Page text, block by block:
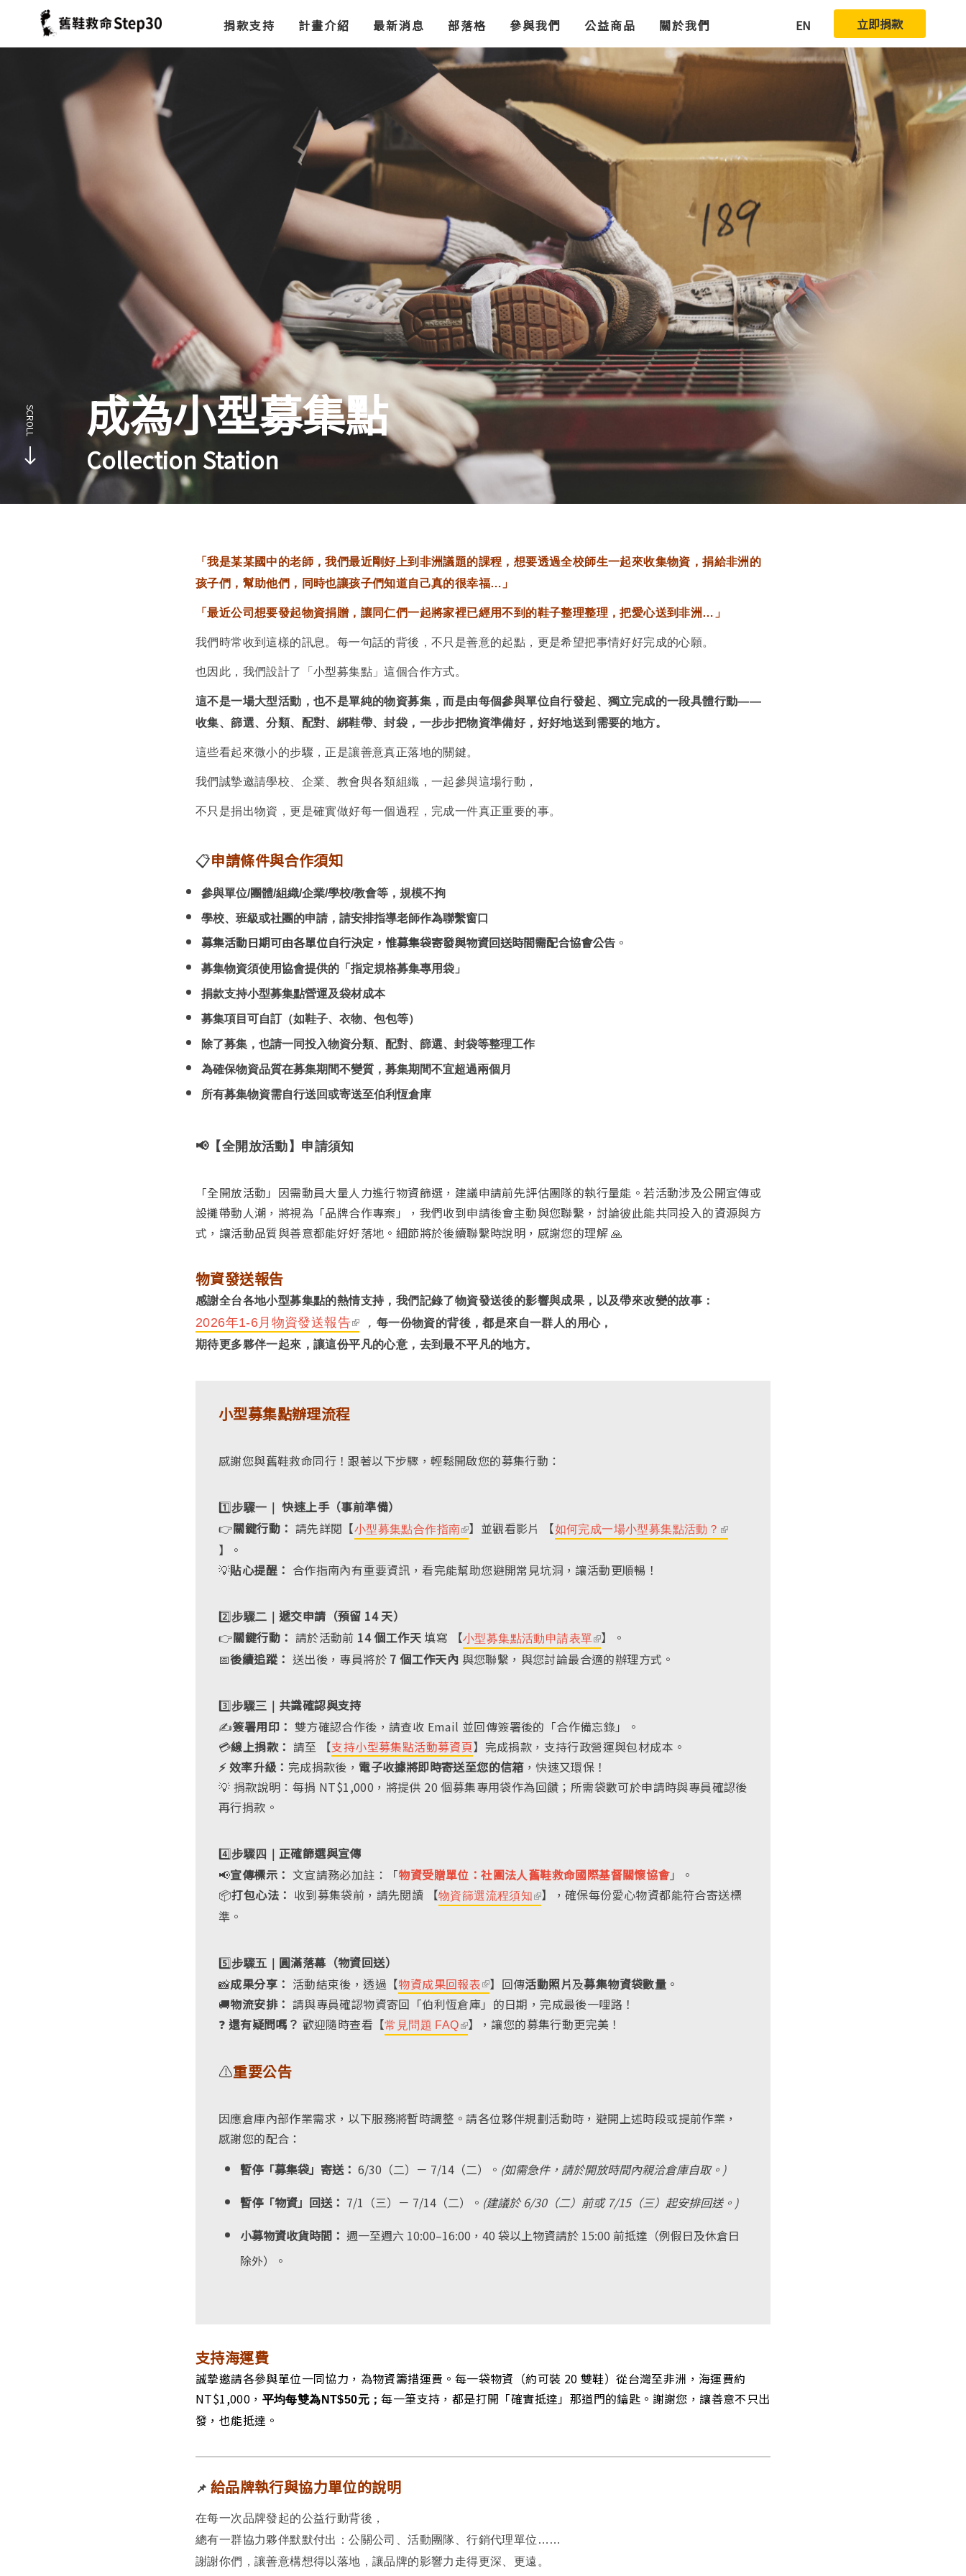
捐款支持
計畫介紹 最新消息 部落格 參與我們 公益商品 關於我們 EN 立即捐款
成為小型募集點
Collection Station
「我是某某國中的老師，我們最近剛好上到非洲議題的課程，想要透過全校師生一起來收集物資，捐給非洲的
孩子們，幫助他們，同時也讓孩子們知道自己真的很幸福…」
「最近公司想要發起物資捐贈，讓同仁們一起將家裡已經用不到的鞋子整理整理，把愛心送到非洲…」
我們時常收到這樣的訊息。每一句話的背後，不只是善意的起點，更是希望把事情好好完成的心願。
也因此，我們設計了「小型募集點」這個合作方式。
這不是一場大型活動，也不是單純的物資募集，而是由每個參與單位自行發起、獨立完成的一段具體行動——
收集、篩選、分類、配對、綁鞋帶、封袋，一步步把物資準備好，好好地送到需要的地方。
這些看起來微小的步驟，正是讓善意真正落地的關鍵。
我們誠摯邀請學校、企業、教會與各類組織，一起參與這場行動，
不只是捐出物資，更是確實做好每一個過程，完成一件真正重要的事。
📋申請條件與合作須知
參與單位/團體/組織/企業/學校/教會等，規模不拘
學校、班級或社團的申請，請安排指導老師作為聯繫窗口
募集活動日期可由各單位自行決定，惟募集袋寄發與物資回送時間需配合協會公告 。
募集物資須使用協會提供的「指定規格募集專用袋」
捐款支持小型募集點營運及袋材成本
募集項目可自訂（如鞋子、衣物、包包等）
除了募集，也請一同投入物資分類、配對、篩選、封袋等整理工作
為確保物資品質在募集期間不變質，募集期間不宜超過兩個月
所有募集物資需自行送回或寄送至伯利恆倉庫
📢【全開放活動】申請須知
「全開放活動」因需動員大量人力進行物資篩選，建議申請前先評估團隊的執行量能。若活動涉及公開宣傳或
設攤帶動人潮，將視為「品牌合作專案」，我們收到申請後會主動與您聯繫，討論彼此能共同投入的資源與方
式，讓活動品質與善意都能好好落地。細節將於後續聯繫時說明，感謝您的理解 🙏
物資發送報告
感謝全台各地小型募集點的熱情支持，我們記錄了物資發送後的影響與成果，以及帶來改變的故事：
2026年1-6月物資發送報告(l
i
x
e
r
n
a
， 每一份物資的背後，都是來自一群人的用心，
期待更多夥伴一起來，讓這份平凡的心意，去到最不平凡的地方。
小型募集點辦理流程
感謝您與舊鞋救命同行！跟著以下步驟，輕鬆開啟您的募集行動：
1️⃣步驟一｜
快速上手（事前準備）
👉關鍵行動： 請先詳閱【小型募集點合作指南(l
n
s
e
r
n
a
l)
】並觀看影片 【如何完成一場小型募集點活動？ (l
l)
】。
💡貼心提醒： 合作指南內有重要資訊，看完能幫助您避開常見坑洞，讓活動更順暢！
2️⃣步驟二｜遞交申請（預留 14 天）
👉關鍵行動： 請於活動前 14 個工作天 填寫 【小型募集點活動申請表單(l
i
s
x
a
l)
】。
📅後續追蹤： 送出後，專員將於 7 個工作天內 與您聯繫，與您討論最合適的辦理方式。
3️⃣步驟三｜ 共識確認與支持
✍️簽署用印： 雙方確認合作後，請查收 Email 並回傳簽署後的「合作備忘錄」。
💳線上捐款： 請至 【支持小型募集點活動募資頁】完成捐款，支持行政營運與包材成本。
⚡ 效率升級： 完成捐款後， 電子收據將即時寄送至您的信箱，快速又環保！
💡 捐款說明：每捐 NT$1,000，將提供 20 個募集專用袋作為回饋；所需袋數可於申請時與專員確認後
再行捐款。
4️⃣步驟四｜ 正確篩選與宣傳
📢宣傳標示： 文宣請務必加註：「物資受贈單位：社團法人舊鞋救命國際基督關懷協會」。
📦打包心法： 收到募集袋前，請先閱讀 【物資篩選流程須知(l
i
e
n
】，確保每份愛心物資都能符合寄送標
準。
5️⃣步驟五｜ 圓滿落幕（物資回送）
📸成果分享： 活動結束後，透過【物資成果回報表(l
i
n
x
n
l)
】回傳活動照片及募集物資袋數量 。
🚚物流安排： 請與專員確認物資寄回「伯利恆倉庫」的日期，完成最後一哩路！
❓ 還有疑問嗎？ 歡迎隨時查看【常見問題 FAQ(l
x
e
】，讓您的募集行動更完美！
⚠️重要公告
因應倉庫內部作業需求，以下服務將暫時調整。請各位夥伴規劃活動時，避開上述時段或提前作業，
感謝您的配合：
暫停「募集袋」寄送： 6/30（二）－ 7/14（二）。 (如需急件，請於開放時間內親洽倉庫自取。)
暫停「物資」回送： 7/1（三）－ 7/14（二）。 (建議於 6/30（二）前或 7/15（三）起安排回送。)
小募物資收貨時間： 週一至週六 10:00–16:00，40 袋以上物資請於 15:00 前抵達（例假日及休倉日
除外）。
支持海運費
誠摯邀請各參與單位一同協力，為物資籌措運費。每一袋物資（約可裝 20 雙鞋）從台灣至非洲，海運費約
NT$1,000， 平均每雙為NT$50元；每一筆支持，都是打開「確實抵達」那道門的鑰匙。謝謝您，讓善意不只出
發，也能抵達。
📌 給品牌執行與協力單位的說明
在每一次品牌發起的公益行動背後，
總有一群協力夥伴默默付出：公關公司、活動團隊、行銷代理單位……
謝謝你們，讓善意構想得以落地，讓品牌的影響力走得更深、更遠。